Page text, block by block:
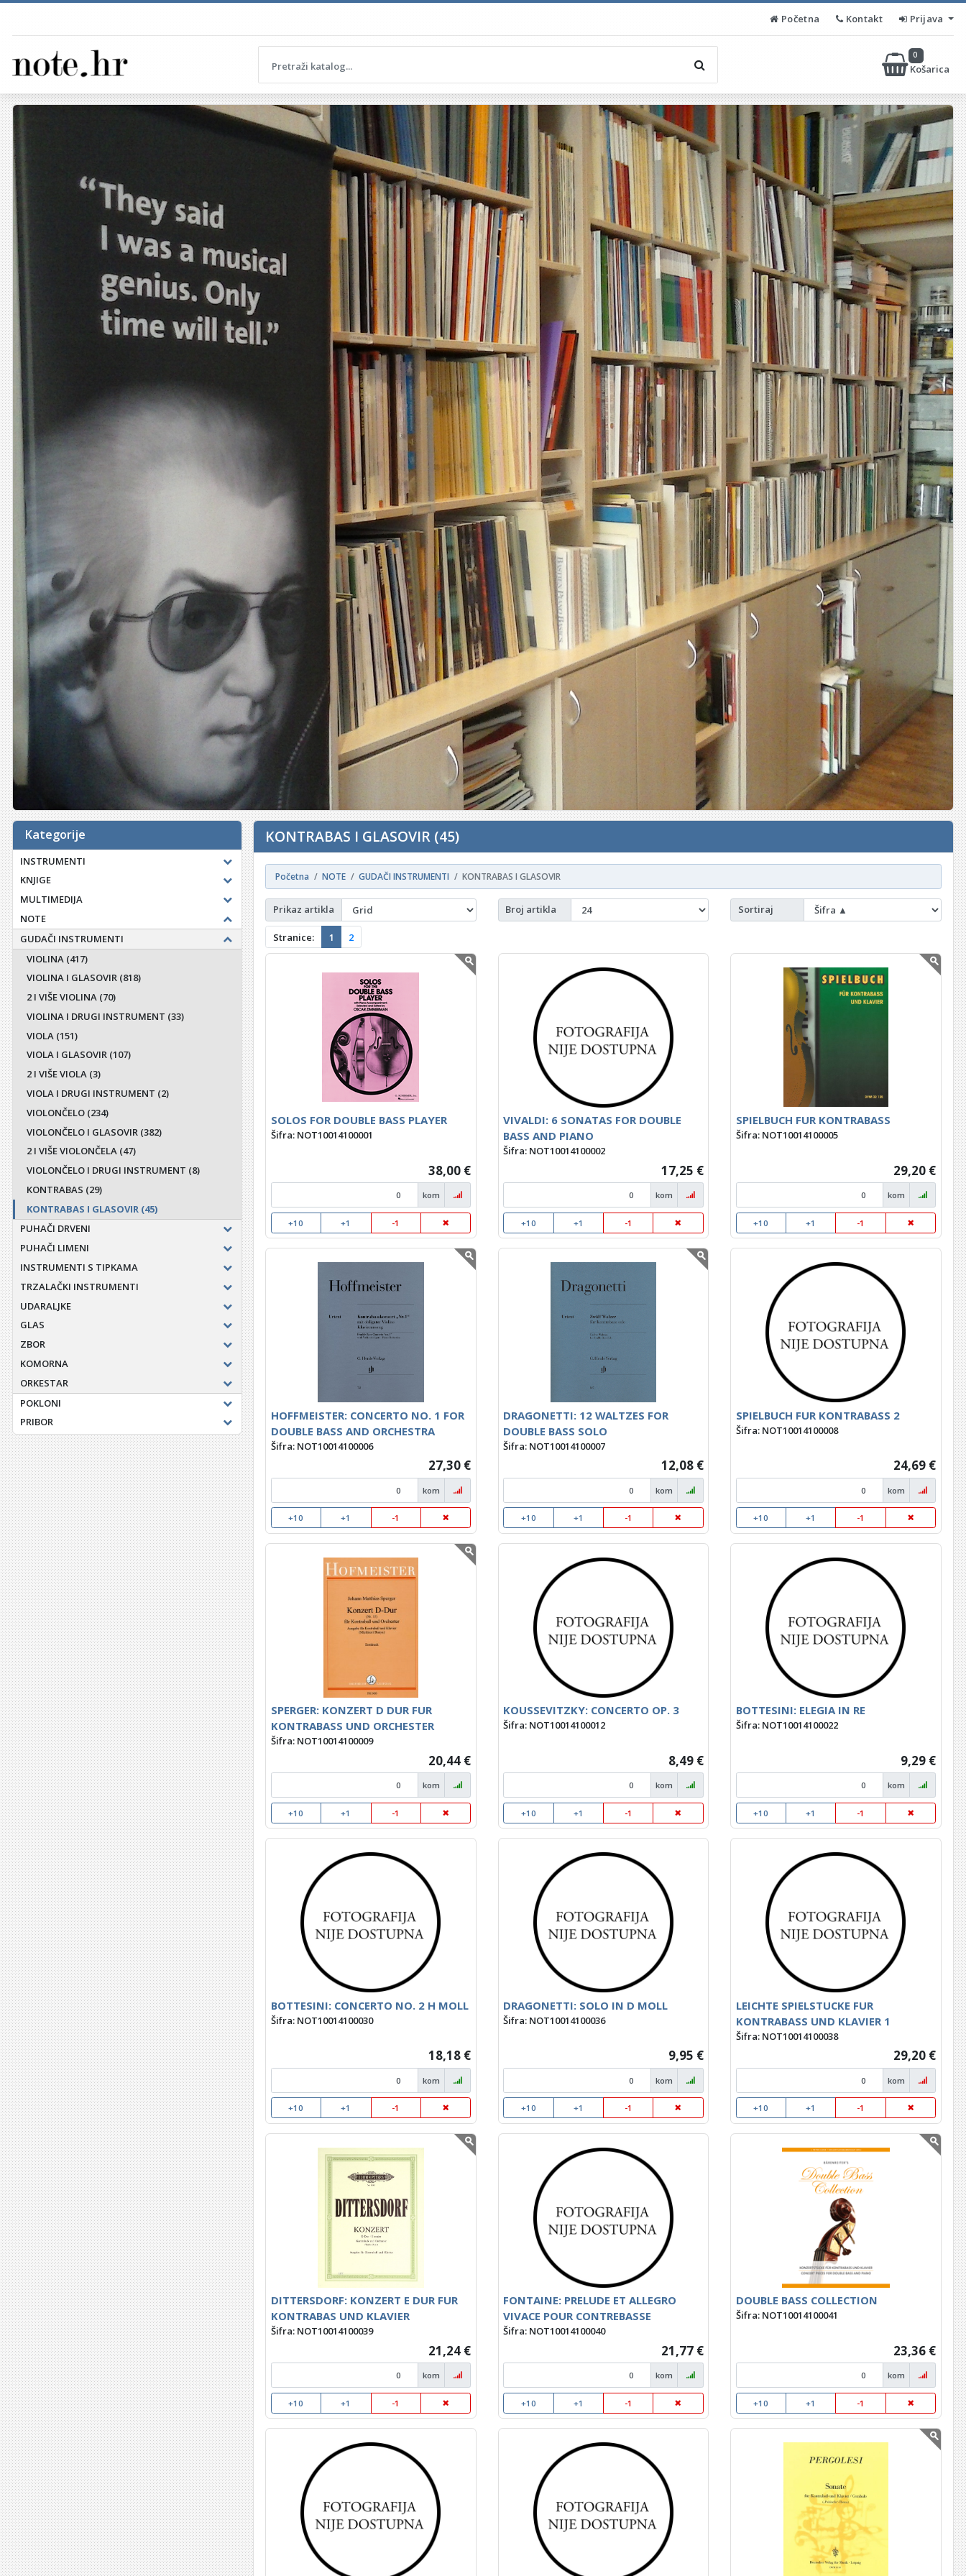
Početna Kontakt Prijava
Košarica
0
Kategorije
INSTRUMENTI
KNJIGE
MULTIMEDIJA
NOTE
GUDAČI INSTRUMENTI
VIOLINA (417)
VIOLINA I GLASOVIR (818)
2 I VIŠE VIOLINA (70)
VIOLINA I DRUGI INSTRUMENT (33)
VIOLA (151)
VIOLA I GLASOVIR (107)
2 I VIŠE VIOLA (3)
VIOLA I DRUGI INSTRUMENT (2)
VIOLONČELO (234)
VIOLONČELO I GLASOVIR (382)
2 I VIŠE VIOLONČELA (47)
VIOLONČELO I DRUGI INSTRUMENT (8)
KONTRABAS (29)
KONTRABAS I GLASOVIR (45)
PUHAČI DRVENI
PUHAČI LIMENI
INSTRUMENTI S TIPKAMA
TRZALAČKI INSTRUMENTI
UDARALJKE
GLAS
ZBOR
KOMORNA
ORKESTAR
POKLONI
PRIBOR
KONTRABAS I GLASOVIR (45)
Početna NOTE GUDAČI INSTRUMENTI KONTRABAS I GLASOVIR
Prikaz artikla Broj artikla Sortiraj
Stranice: 1 2
SOLOS FOR DOUBLE BASS PLAYER
Šifra: NOT10014100001
38,00 €
kom
+10 +1 -1
VIVALDI: 6 SONATAS FOR DOUBLE
BASS AND PIANO
Šifra: NOT10014100002
17,25 €
kom
+10 +1 -1
SPIELBUCH FUR KONTRABASS
Šifra: NOT10014100005
29,20 €
kom
+10 +1 -1
HOFFMEISTER: CONCERTO NO. 1 FOR
DOUBLE BASS AND ORCHESTRA
Šifra: NOT10014100006
27,30 €
kom
+10 +1 -1
DRAGONETTI: 12 WALTZES FOR
DOUBLE BASS SOLO
Šifra: NOT10014100007
12,08 €
kom
+10 +1 -1
SPIELBUCH FUR KONTRABASS 2
Šifra: NOT10014100008
24,69 €
kom
+10 +1 -1
SPERGER: KONZERT D DUR FUR
KONTRABASS UND ORCHESTER
Šifra: NOT10014100009
20,44 €
kom
+10 +1 -1
KOUSSEVITZKY: CONCERTO OP. 3
Šifra: NOT10014100012
8,49 €
kom
+10 +1 -1
BOTTESINI: ELEGIA IN RE
Šifra: NOT10014100022
9,29 €
kom
+10 +1 -1
BOTTESINI: CONCERTO NO. 2 H MOLL
Šifra: NOT10014100030
18,18 €
kom
+10 +1 -1
DRAGONETTI: SOLO IN D MOLL
Šifra: NOT10014100036
9,95 €
kom
+10 +1 -1
LEICHTE SPIELSTUCKE FUR
KONTRABASS UND KLAVIER 1
Šifra: NOT10014100038
29,20 €
kom
+10 +1 -1
DITTERSDORF: KONZERT E DUR FUR
KONTRABAS UND KLAVIER
Šifra: NOT10014100039
21,24 €
kom
+10 +1 -1
FONTAINE: PRELUDE ET ALLEGRO
VIVACE POUR CONTREBASSE
Šifra: NOT10014100040
21,77 €
kom
+10 +1 -1
DOUBLE BASS COLLECTION
Šifra: NOT10014100041
23,36 €
kom
+10 +1 -1